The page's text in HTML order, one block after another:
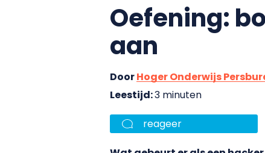
Oefening:
aan
DoorHoger Onderwijs
Leestijd:3 minuten
reageer